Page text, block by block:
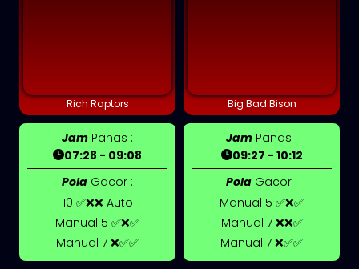
Rich Raptors
Jam Panas :
07:28 - 09:08
Pola Gacor :
10 ✅❌❌ Auto
Manual 5 ✅❌✅
Manual 7 ❌✅✅
Big Bad Bison
Jam Panas :
09:27 - 10:12
Pola Gacor :
Manual 5 ✅❌✅
Manual 7 ❌❌✅
Manual 7 ❌✅✅